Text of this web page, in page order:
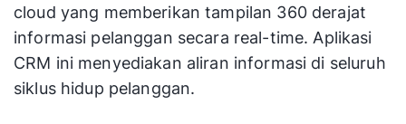
cloud yang memberikan tampilan 360 derajat
informasi pelanggan secara real-time. Aplikasi
CRM ini menyediakan aliran informasi di seluruh
siklus hidup pelanggan.